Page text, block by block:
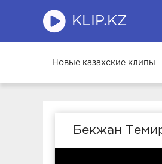
KLIP.KZ
Новые казахские клипы
Бекжан